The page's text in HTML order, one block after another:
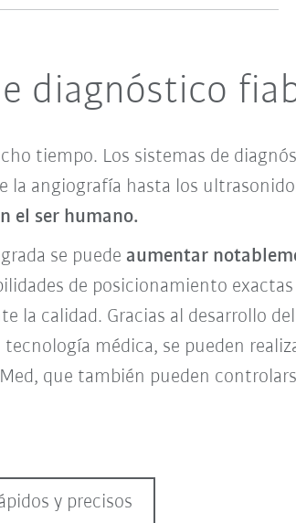
diagnóstico
tiempo. Los sistemas de
angiografía hasta los
el ser humano.
se puede aumentar
de posicionamiento
la calidad. Gracias al desarrollo
médica, se pueden
que también pueden
y precisos